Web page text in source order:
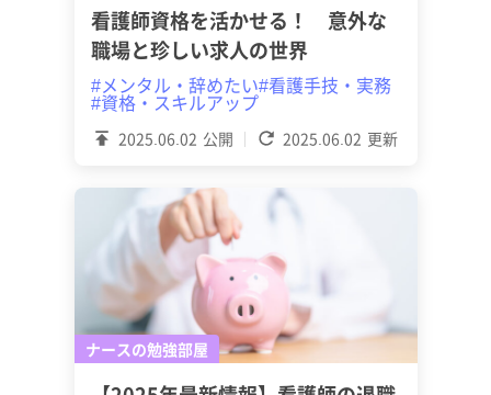
2025.06.02 公開 2025.06.02 更新
看護師資格を活かせる！ 意外な
職場と珍しい求人の世界
#メンタル・辞めたい#看護手技・実務
#資格・スキルアップ
ナースの勉強部屋